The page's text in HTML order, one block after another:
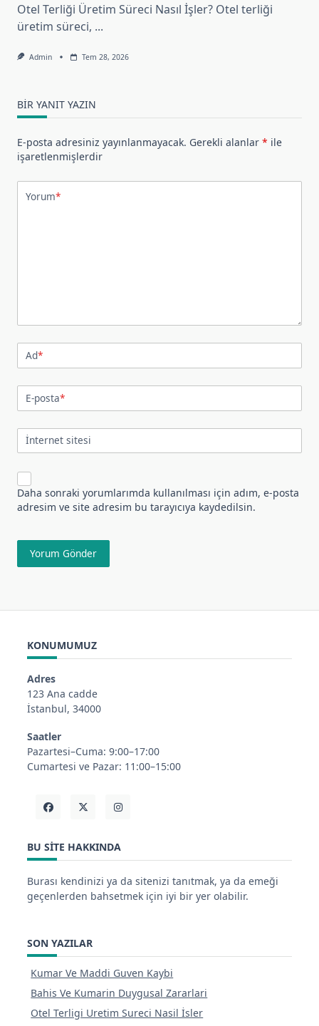
Otel Terliği Üretim Süreci Nasıl İşler? Otel terliği
üretim süreci, ...
Admin Tem 28, 2026
BIR YANIT YAZIN
E-posta adresiniz yayınlanmayacak. Gerekli alanlar * ile
işaretlenmişlerdir
Yorum*
Ad*
E-posta*
İnternet sitesi
Daha sonraki yorumlarımda kullanılması için adım, e-posta
adresim ve site adresim bu tarayıcıya kaydedilsin.
KONUMUMUZ
Adres
123 Ana cadde
İstanbul, 34000
Saatler
Pazartesi–Cuma: 9:00–17:00
Cumartesi ve Pazar: 11:00–15:00
BU SITE HAKKINDA
Burası kendinizi ya da sitenizi tanıtmak, ya da emeği
geçenlerden bahsetmek için iyi bir yer olabilir.
SON YAZILAR
Kumar Ve Maddi Guven Kaybi
Bahis Ve Kumarin Duygusal Zararlari
Otel Terligi Uretim Sureci Nasil İsler